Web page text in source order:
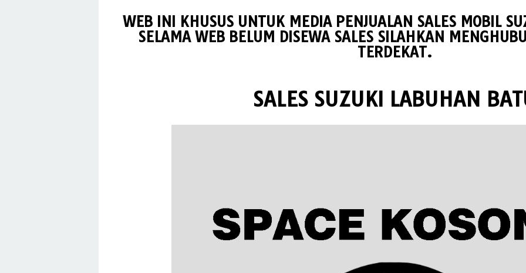
WEB INI KHUSUS UNTUK MEDIA PENJUALAN SALES MOBIL
SELAMA WEB BELUM DISEWA SALES SILAHKAN
TERDEKAT.
SALES SUZUKI LABUHAN